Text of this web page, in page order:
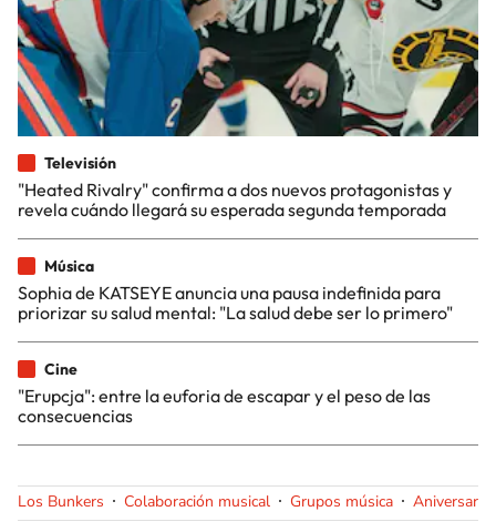
Televisión
"Heated Rivalry" confirma a dos nuevos protagonistas y
revela cuándo llegará su esperada segunda temporada
Música
Sophia de KATSEYE anuncia una pausa indefinida para
priorizar su salud mental: "La salud debe ser lo primero"
Cine
"Erupcja": entre la euforia de escapar y el peso de las
consecuencias
Los Bunkers Colaboración musical Grupos música